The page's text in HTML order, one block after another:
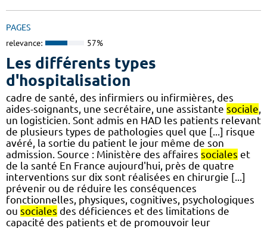
PAGES
relevance: 57%
Les différents types
d'hospitalisation
cadre de santé, des infirmiers ou infirmières, des
aides-soignants, une secrétaire, une assistante sociale
un logisticien. Sont admis en HAD les patients relevant
de plusieurs types de pathologies quel que [...] risque
avéré, la sortie du patient le jour même de son
admission. Source : Ministère des affaires sociales et
de la santé En France aujourd'hui, près de quatre
interventions sur dix sont réalisées en chirurgie [...]
prévenir ou de réduire les conséquences
fonctionnelles, physiques, cognitives, psychologiques
ou sociales des déficiences et des limitations de
capacité des patients et de promouvoir leur